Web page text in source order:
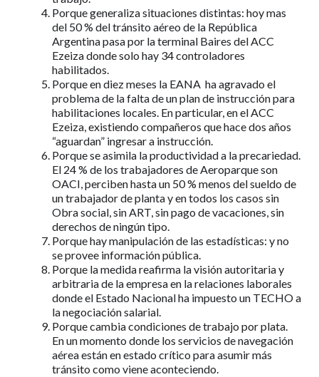
Porque generaliza situaciones distintas: hoy mas
del 50 % del tránsito aéreo de la República
Argentina pasa por la terminal Baires del ACC
Ezeiza donde solo hay 34 controladores
habilitados.
Porque en diez meses la EANA ha agravado el
problema de la falta de un plan de instrucción para
habilitaciones locales. En particular, en el ACC
Ezeiza, existiendo compañeros que hace dos años
“aguardan” ingresar a instrucción.
Porque se asimila la productividad a la precariedad.
El 24 % de los trabajadores de Aeroparque son
OACI, perciben hasta un 50 % menos del sueldo de
un trabajador de planta y en todos los casos sin
Obra social, sin ART, sin pago de vacaciones, sin
derechos de ningún tipo.
Porque hay manipulación de las estadísticas: y no
se provee información pública.
Porque la medida reafirma la visión autoritaria y
arbitraria de la empresa en la relaciones laborales
donde el Estado Nacional ha impuesto un TECHO a
la negociación salarial.
Porque cambia condiciones de trabajo por plata.
En un momento donde los servicios de navegación
aérea están en estado crítico para asumir más
tránsito como viene aconteciendo.